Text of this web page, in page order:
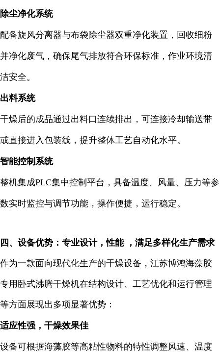
除尘净化系统
配备旋风分离器与布袋除尘器双重净化装置，回收细粉
并净化废气，确保尾气排放符合环保标准，作业环境清
洁安全。
出料系统
干燥后的成品通过出料口连续排出，可连接冷却输送带
或直接进入包装线，提升整体工艺自动化水平。
智能控制系统
整机集成PLC集中控制平台，具备温度、风量、压力等参
数实时监控与调节功能，操作便捷，运行稳定。
四、设备优势：专业设计，性能 ，满足多样化生产需求
作为一款面向现代化生产的干燥设备，江苏博鸿海藻胶
专用卧式沸腾干燥机在结构设计、工艺优化和运行管理
等方面展现出多项显著优势：
适应性强，干燥效果佳
设备可根据海藻胶等高粘性物料的特性调整风速、温度